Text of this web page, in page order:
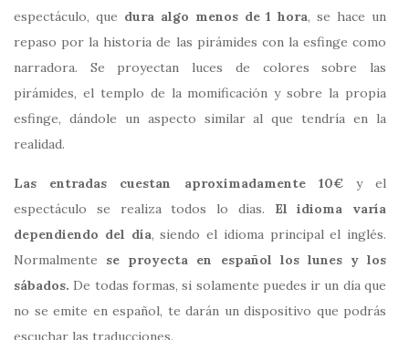
espectáculo, que dura algo menos de 1 hora, se hace un
repaso por la historia de las pirámides con la esfinge como
narradora. Se proyectan luces de colores sobre las
pirámides, el templo de la momificación y sobre la propia
esfinge, dándole un aspecto similar al que tendría en la
realidad.
Las entradas cuestan aproximadamente 10€y el
espectáculo se realiza todos lo días. El idioma varía
dependiendo del día, siendo el idioma principal el inglés.
Normalmente se proyecta en español los lunes y los
sábados. De todas formas, si solamente puedes ir un día que
no se emite en español, te darán un dispositivo que podrás
escuchar las traducciones.